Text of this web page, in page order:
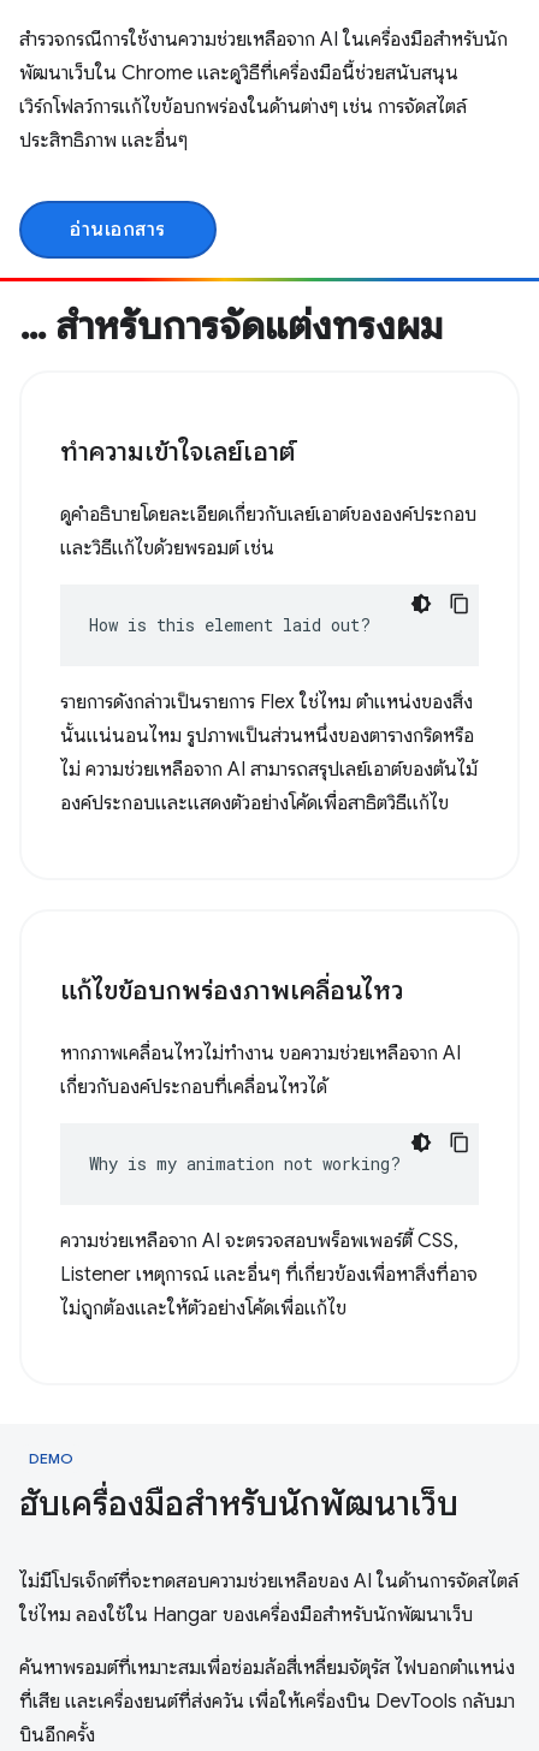
สํารวจกรณีการใช้งานความช่วยเหลือจาก AI ในเครื่องมือสําหรับนัก
พัฒนาเว็บใน Chrome และดูวิธีที่เครื่องมือนี้ช่วยสนับสนุน
เวิร์กโฟลว์การแก้ไขข้อบกพร่องในด้านต่างๆ เช่น การจัดสไตล์
ประสิทธิภาพ และอื่นๆ
อ่านเอกสาร
… สำหรับการจัดแต่งทรงผม
ทําความเข้าใจเลย์เอาต์
ดูคำอธิบายโดยละเอียดเกี่ยวกับเลย์เอาต์ขององค์ประกอบ
และวิธีแก้ไขด้วยพรอมต์ เช่น
How is this element laid out?
รายการดังกล่าวเป็นรายการ Flex ใช่ไหม ตำแหน่งของสิ่ง
นั้นแน่นอนไหม รูปภาพเป็นส่วนหนึ่งของตารางกริดหรือ
ไม่ ความช่วยเหลือจาก AI สามารถสรุปเลย์เอาต์ของต้นไม้
องค์ประกอบและแสดงตัวอย่างโค้ดเพื่อสาธิตวิธีแก้ไข
แก้ไขข้อบกพร่องภาพเคลื่อนไหว
หากภาพเคลื่อนไหวไม่ทำงาน ขอความช่วยเหลือจาก AI
เกี่ยวกับองค์ประกอบที่เคลื่อนไหวได้
Why is my animation not working?
ความช่วยเหลือจาก AI จะตรวจสอบพร็อพเพอร์ตี้ CSS,
Listener เหตุการณ์ และอื่นๆ ที่เกี่ยวข้องเพื่อหาสิ่งที่อาจ
ไม่ถูกต้องและให้ตัวอย่างโค้ดเพื่อแก้ไข
DEMO
ฮับเครื่องมือสำหรับนักพัฒนาเว็บ
ไม่มีโปรเจ็กต์ที่จะทดสอบความช่วยเหลือของ AI ในด้านการจัดสไตล์
ใช่ไหม ลองใช้ใน Hangar ของเครื่องมือสำหรับนักพัฒนาเว็บ
ค้นหาพรอมต์ที่เหมาะสมเพื่อซ่อมล้อสี่เหลี่ยมจัตุรัส ไฟบอกตำแหน่ง
ที่เสีย และเครื่องยนต์ที่ส่งควัน เพื่อให้เครื่องบิน DevTools กลับมา
บินอีกครั้ง